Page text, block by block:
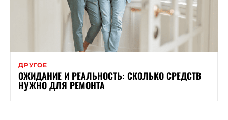
ДРУГОЕ
ОЖИДАНИЕ И РЕАЛЬНОСТЬ: СКОЛЬКО СРЕДСТВ
НУЖНО ДЛЯ РЕМОНТА